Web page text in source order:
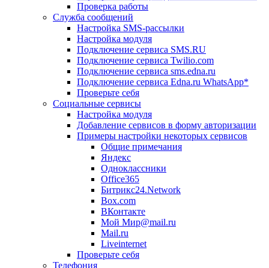
Проверка работы
Служба сообщений
Настройка SMS-рассылки
Настройка модуля
Подключение сервиса SMS.RU
Подключение сервиса Twilio.com
Подключение сервиса sms.edna.ru
Подключение сервиса Edna.ru WhatsApp*
Проверьте себя
Социальные сервисы
Настройка модуля
Добавление сервисов в форму авторизации
Примеры настройки некоторых сервисов
Общие примечания
Яндекс
Одноклассники
Office365
Битрикс24.Network
Box.com
ВКонтакте
Мой Мир@mail.ru
Mail.ru
Liveinternet
Проверьте себя
Телефония